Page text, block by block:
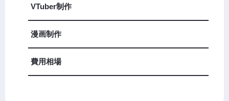
VTuber制作
漫画制作
費用相場